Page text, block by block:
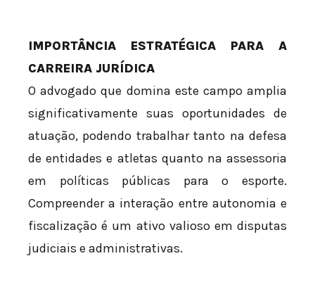
IMPORTÂNCIA ESTRATÉGICA PARA A
CARREIRA JURÍDICA
O advogado que domina este campo amplia
significativamente suas oportunidades de
atuação, podendo trabalhar tanto na defesa
de entidades e atletas quanto na assessoria
em políticas públicas para o esporte.
Compreender a interação entre autonomia e
fiscalização é um ativo valioso em disputas
judiciais e administrativas.